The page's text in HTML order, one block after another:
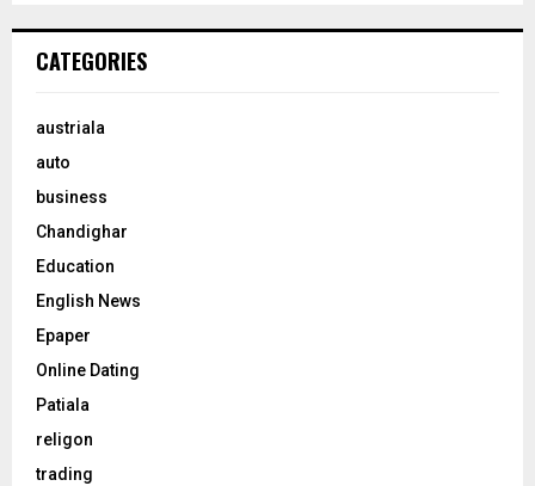
CATEGORIES
austriala
auto
business
Chandighar
Education
English News
Epaper
Online Dating
Patiala
religon
trading